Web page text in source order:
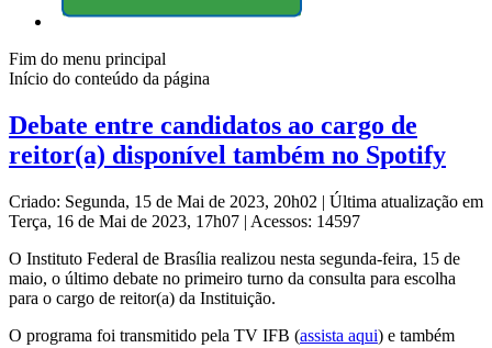
Fim do menu principal
Início do conteúdo da página
Debate entre candidatos ao cargo de
reitor(a) disponível também no Spotify
Criado: Segunda, 15 de Mai de 2023, 20h02 | Última atualização em
Terça, 16 de Mai de 2023, 17h07 | Acessos: 14597
O Instituto Federal de Brasília realizou nesta segunda-feira, 15 de
maio, o último debate no primeiro turno da consulta para escolha
para o cargo de reitor(a) da Instituição.
O programa foi transmitido pela TV IFB (assista aqui) e também